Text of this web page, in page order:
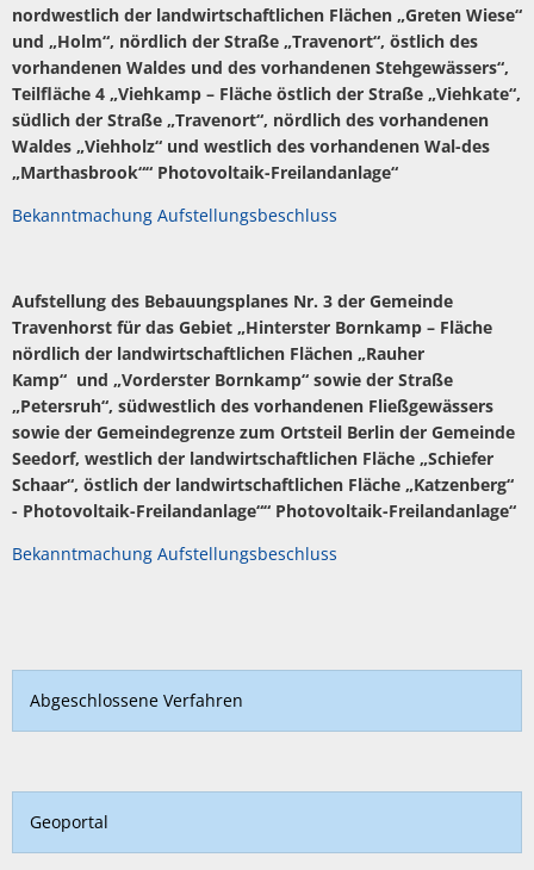
nordwestlich der landwirtschaftlichen Flächen „Greten Wiese“
und „Holm“, nördlich der Straße „Travenort“, östlich des
vorhandenen Waldes und des vorhandenen Stehgewässers“,
Teilfläche 4 „Viehkamp – Fläche östlich der Straße „Viehkate“,
südlich der Straße „Travenort“, nördlich des vorhandenen
Waldes „Viehholz“ und westlich des vorhandenen Wal-des
„Marthasbrook““ Photovoltaik-Freilandanlage“
Bekanntmachung Aufstellungsbeschluss
Aufstellung des Bebauungsplanes Nr. 3 der Gemeinde
Travenhorst für das Gebiet „Hinterster Bornkamp – Fläche
nördlich der landwirtschaftlichen Flächen „Rauher
Kamp“ und „Vorderster Bornkamp“ sowie der Straße
„Petersruh“, südwestlich des vorhandenen Fließgewässers
sowie der Gemeindegrenze zum Ortsteil Berlin der Gemeinde
Seedorf, westlich der landwirtschaftlichen Fläche „Schiefer
Schaar“, östlich der landwirtschaftlichen Fläche „Katzenberg“
- Photovoltaik-Freilandanlage““ Photovoltaik-Freilandanlage“
Bekanntmachung Aufstellungsbeschluss
Abgeschlossene Verfahren
Geoportal